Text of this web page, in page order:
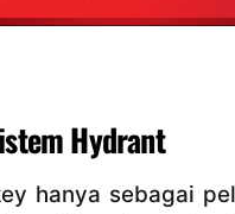
Hydrant
hanya sebagai